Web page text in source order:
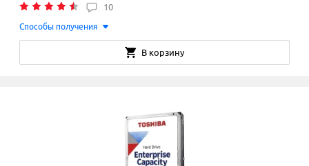
10
Способы получения
В корзину